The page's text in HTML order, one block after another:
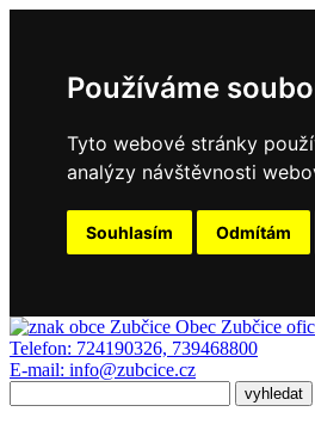
Používáme
Tyto webové stránky
analýzy návštěvnosti
Souhlasím Odmítám
Obec Zubčice
Telefon: 724190326, 739468800
E-mail: info@zubcice.cz